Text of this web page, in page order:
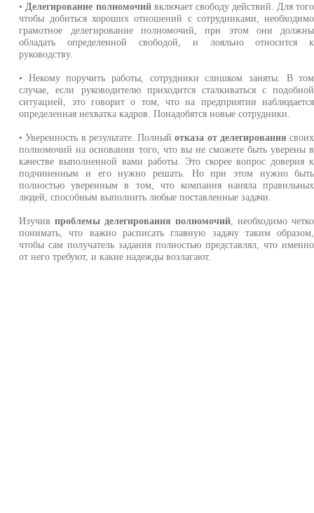
• Делегирование полномочийвключает свободу действий. Для того
чтобы добиться хороших отношений с сотрудниками, необходимо
грамотное делегирование полномочий, при этом они должны
обладать определенной свободой, и лояльно относится к
руководству.
• Некому поручить работы, сотрудники слишком заняты. В том
случае, если руководителю приходится сталкиваться с подобной
ситуацией, это говорит о том, что на предприятии наблюдается
определенная нехватка кадров. Понадобятся новые сотрудники.
• Уверенность в результате. Полныйотказа от делегирования своих
полномочий на основании того, что вы не сможете быть уверены в
качестве выполненной вами работы. Это скорее вопрос доверия к
подчиненным и его нужно решать. Но при этом нужно быть
полностью уверенным в том, что компания наняла правильных
людей, способным выполнить любые поставленные задачи.
Изучивпроблемы делегирования полномочий , необходимо четко
понимать, что важно расписать главную задачу таким образом,
чтобы сам получатель задания полностью представлял, что именно
от него требуют, и какие надежды возлагают.